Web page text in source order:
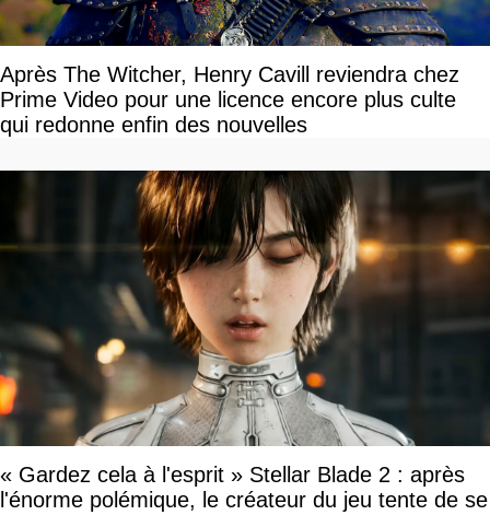
Après The Witcher, Henry Cavill reviendra chez
Prime Video pour une licence encore plus culte
qui redonne enfin des nouvelles
« Gardez cela à l'esprit » Stellar Blade 2 : après
l'énorme polémique, le créateur du jeu tente de se